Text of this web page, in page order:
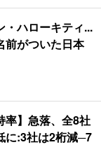
・ハローキティ...
前がついた日本
率】急落、全8社
に:3社は2桁減─7